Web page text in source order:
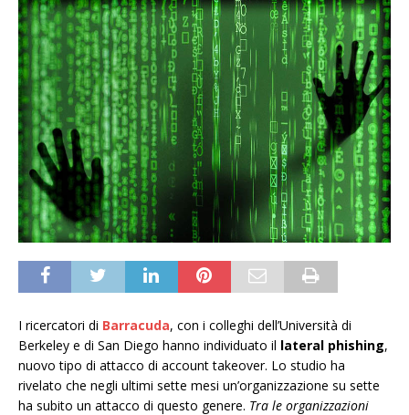
I ricercatori di Barracuda, con i colleghi dell’Università di
Berkeley e di San Diego hanno individuato il lateral phishing,
nuovo tipo di attacco di account takeover. Lo studio ha
rivelato che negli ultimi sette mesi un’organizzazione su sette
ha subito un attacco di questo genere. Tra le organizzazioni